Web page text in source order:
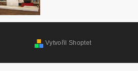
Vytvořil Shoptet